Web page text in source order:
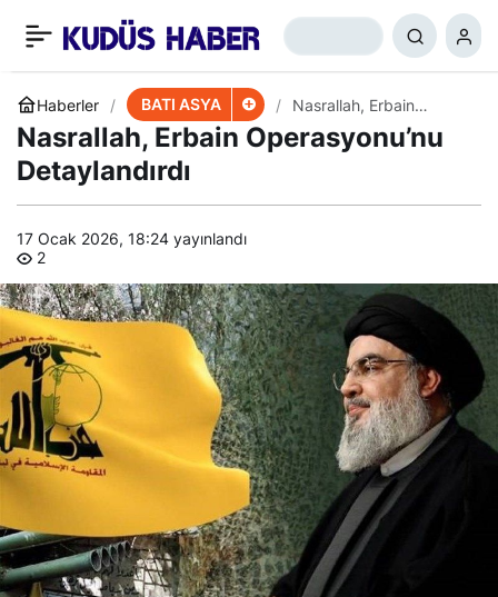
Haberler BATI ASYA
​​​​​​​Nasrallah, Erbain
Detaylandırdı
​​​​​​​Nasrallah, Erbain Operasyonu’nu
Detaylandırdı
17 Ocak 2026, 18:24 yayınlandı
2
Gündem Gazze: Erbain’de
21 Milyon Kişi Yürüdü
+ 0 Paylaş